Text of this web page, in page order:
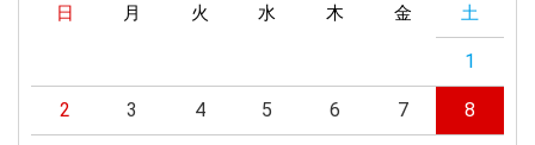
日 月 火 水 木 金 土
1
2 3 4 5 6 7 8